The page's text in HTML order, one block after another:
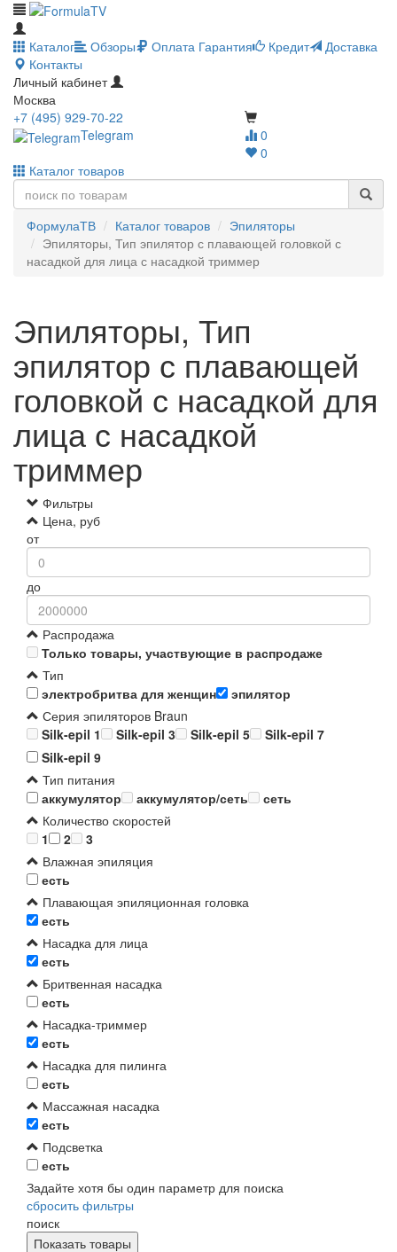
Каталог Обзоры Оплата Гарантия Кредит
Доставка
Контакты
Личный кабинет
Москва
0
0
+7 (495) 929-70-22
Telegram
Каталог товаров
ФормулаТВ Каталог товаров
Эпиляторы
Эпиляторы, Тип эпилятор с плавающей головкой с
насадкой для лица с насадкой триммер
Эпиляторы, Тип
эпилятор с плавающей
головкой с насадкой для
лица с насадкой
триммер
Фильтры
Цена, руб
от
до
Распродажа
Только товары, участвующие в распродаже
Тип
электробритва для женщин
эпилятор
Серия эпиляторов Braun
Silk-epil 1
Silk-epil 3 Silk-epil 5
Silk-epil 7
Silk-epil 9
Тип питания
аккумулятор
аккумулятор/сеть
сеть
Количество скоростей
1
2
3
Влажная эпиляция
есть
Плавающая эпиляционная головка
есть
Насадка для лица
есть
Бритвенная насадка
есть
Насадка-триммер
есть
Насадка для пилинга
есть
Массажная насадка
есть
Подсветка
есть
Задайте хотя бы один параметр для поиска
сбросить фильтры
поиск